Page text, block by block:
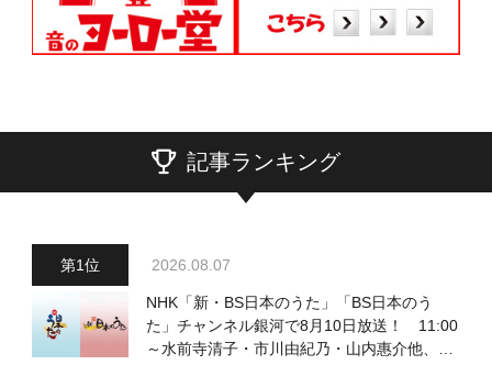
記事ランキング
2026.08.07
NHK「新・BS日本のうた」「BS日本のう
た」チャンネル銀河で8月10日放送！ 11:00
～水前寺清子・市川由紀乃・山内惠介他、